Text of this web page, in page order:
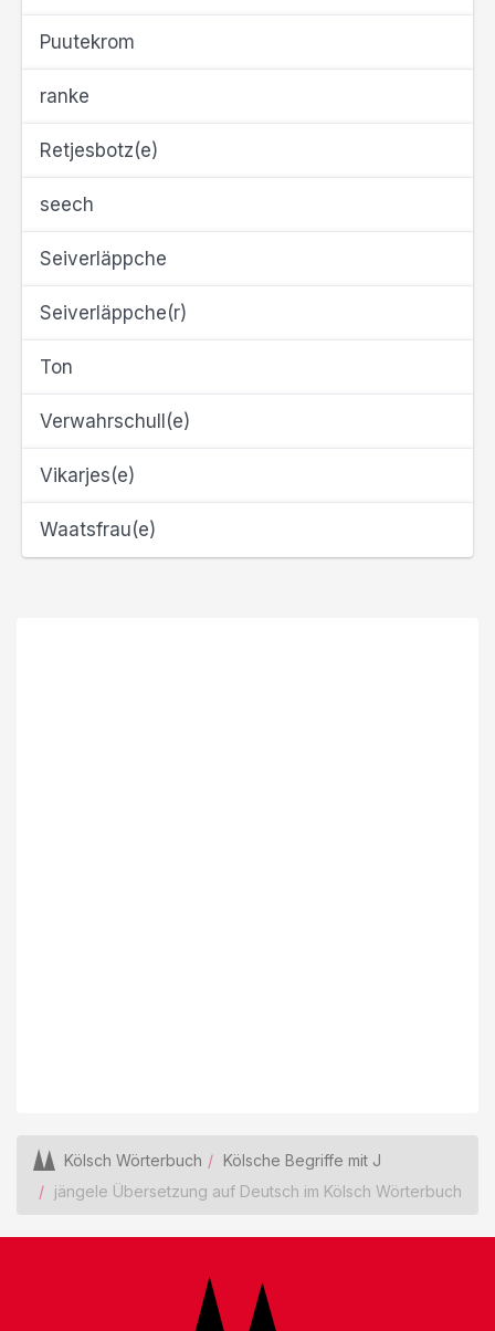
Puutekrom
ranke
Retjesbotz(e)
seech
Seiverläppche
Seiverläppche(r)
Ton
Verwahrschull(e)
Vikarjes(e)
Waatsfrau(e)
Kölsch Wörterbuch
Kölsche Begriffe mit J
jängele Übersetzung auf Deutsch im Kölsch Wörterbuch